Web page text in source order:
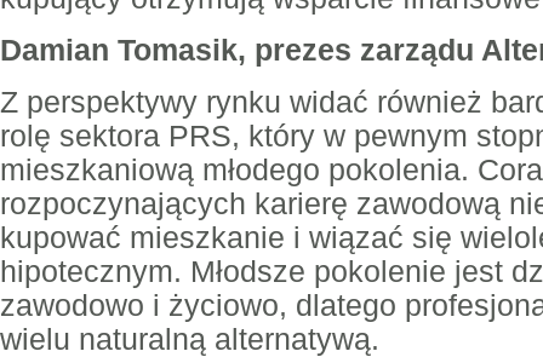
Damian Tomasik, prezes zarządu
Z perspektywy rynku widać również
rolę sektora PRS, który w pewnym
mieszkaniową młodego pokolenia.
rozpoczynających karierę zawodową
kupować mieszkanie i wiązać się
hipotecznym. Młodsze pokolenie jest
zawodowo i życiowo, dlatego
wielu naturalną alternatywą.